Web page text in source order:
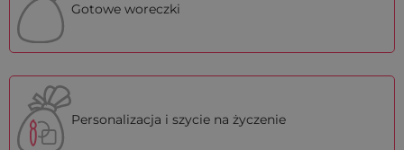
Gotowe woreczki
Personalizacja i szycie na życzenie